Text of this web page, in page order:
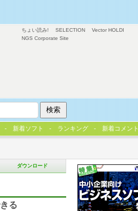
ダウンロード
る
ちょい読み! SELECTION
Vector HOLDI
NGS Corporate Site
新着ソフト ランキング 新着コメント